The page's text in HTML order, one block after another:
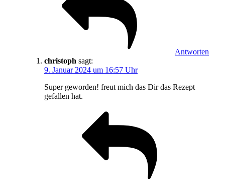
Antworten
christoph sagt:
9. Januar 2024 um 16:57 Uhr
Super geworden! freut mich das Dir das Rezept
gefallen hat.